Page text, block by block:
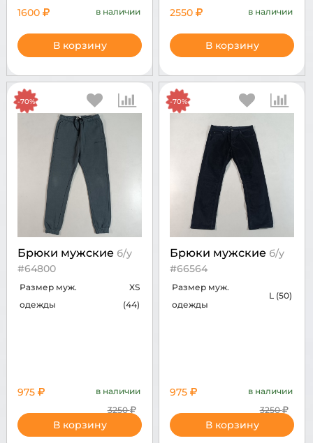
1600 в наличии
В корзину
2550 в наличии
В корзину
Брюки мужские б/у
#64800
Размер муж.
одежды
XS
(44)
-70%
975
в наличии
3250
В корзину
Брюки мужские б/у
#66564
Размер муж.
одежды
L (50)
-70%
975
в наличии
3250
В корзину